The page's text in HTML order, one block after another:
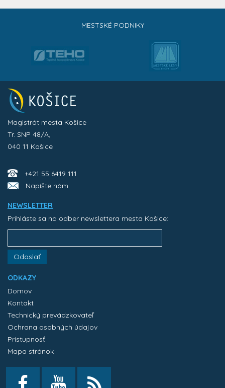
MESTSKÉ PODNIKY
Magistrát mesta Košice
Tr. SNP 48/A,
040 11 Košice
+421 55 6419 111
Napíšte nám
NEWSLETTER
Prihláste sa na odber newslettera mesta Košice:
Odoslať
ODKAZY
Domov
Kontakt
Technický prevádzkovateľ
Ochrana osobných údajov
Prístupnosť
Mapa stránok